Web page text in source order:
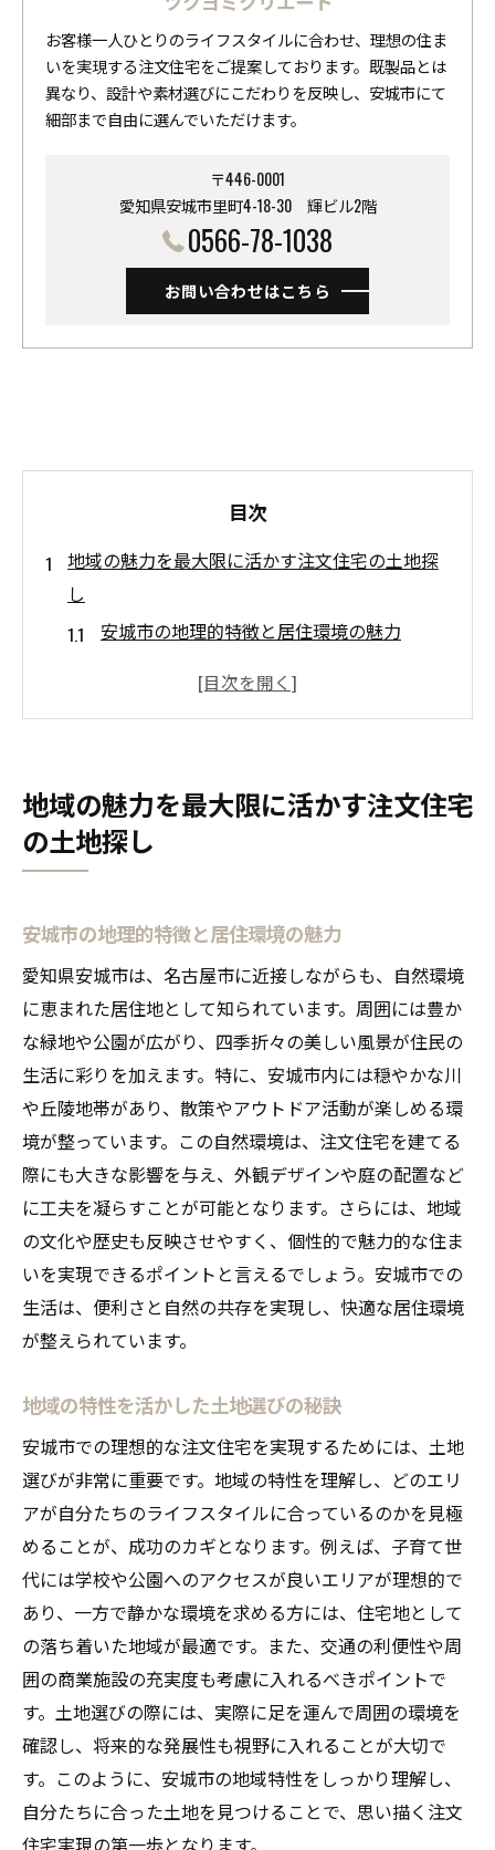
お客様一人ひとりのライフスタイルに合わせ、理想の住ま
いを実現する注文住宅をご提案しております。既製品とは
異なり、設計や素材選びにこだわりを反映し、安城市にて
細部まで自由に選んでいただけます。
〒446-0001
愛知県安城市里町4-18-30 ​​​​​​​輝ビル2階
0566-78-1038
お問い合わせはこちら
目次
地域の魅力を最大限に活かす注文住宅の土地探
し
安城市の地理的特徴と居住環境の魅力
地域の特性を活かした土地選びの秘訣
安城市でのコミュニティとライフスタイル
の融合
理想の住まいを実現するための安城市の注文住
注文住宅を選ぶ際の初期ステップ
理想の住まいへのビジョンを描く
予算設定と見積もりのポイント
土地選びから設計までの流れ
信頼できる住宅会社選びのコツ
安城市での注文住宅の成功事例
注文住宅の設計で大切な土地選びのポイント
土地形状と設計の関係性
日当たりや風通しを考慮した土地選び
法律や規制を理解する
安城市での土地価格と市場動向
地盤や環境に関する重要なチェックポイン
ト
愛知県安城市で快適な注文住宅を建てるための
秘訣
快適さを追求するための設計ポイント
断熱性能とエネルギー効率の向上
季節に応じた快適な住環境づくり
家族の成長に対応する設計アプローチ
地域特有の気候に適した住宅作り
快適な住まいのための最新技術の活用
ライフスタイルに合う土地を見つけて注文住宅
地域の魅力を最大限に活かす注文住宅
の土地探し
安城市の地理的特徴と居住環境の魅力
愛知県安城市は、名古屋市に近接しながらも、自然環境
に恵まれた居住地として知られています。周囲には豊か
な緑地や公園が広がり、四季折々の美しい風景が住民の
生活に彩りを加えます。特に、安城市内には穏やかな川
や丘陵地帯があり、散策やアウトドア活動が楽しめる環
境が整っています。この自然環境は、注文住宅を建てる
際にも大きな影響を与え、外観デザインや庭の配置など
に工夫を凝らすことが可能となります。さらには、地域
の文化や歴史も反映させやすく、個性的で魅力的な住ま
いを実現できるポイントと言えるでしょう。安城市での
生活は、便利さと自然の共存を実現し、快適な居住環境
が整えられています。
地域の特性を活かした土地選びの秘訣
安城市での理想的な注文住宅を実現するためには、土地
選びが非常に重要です。地域の特性を理解し、どのエリ
アが自分たちのライフスタイルに合っているのかを見極
めることが、成功のカギとなります。例えば、子育て世
代には学校や公園へのアクセスが良いエリアが理想的で
あり、一方で静かな環境を求める方には、住宅地として
の落ち着いた地域が最適です。また、交通の利便性や周
囲の商業施設の充実度も考慮に入れるべきポイントで
す。土地選びの際には、実際に足を運んで周囲の環境を
確認し、将来的な発展性も視野に入れることが大切で
す。このように、安城市の地域特性をしっかり理解し、
自分たちに合った土地を見つけることで、思い描く注文
住宅実現の第一歩となります。